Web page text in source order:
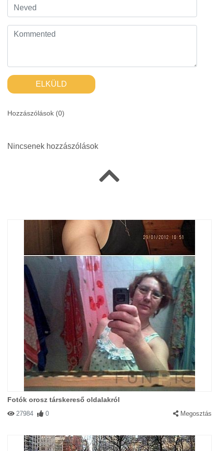
ELKÜLD
Hozzászólások (0)
Nincsenek hozzászólások
Fotók orosz társkereső oldalakról
27984 0 Megosztás